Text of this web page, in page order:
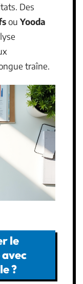
Des
ouYooda
traîne.
le
avec
?